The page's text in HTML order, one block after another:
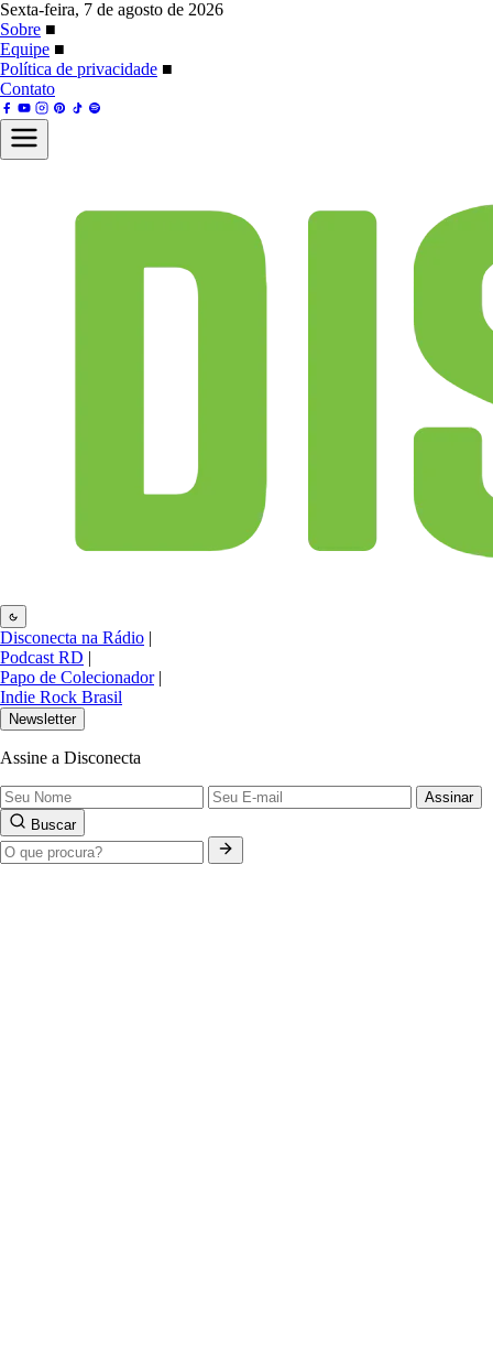
Sexta-feira, 7 de agosto de 2026
Sobre ■
Equipe ■
Política de privacidade ■
Contato
Disconecta na Rádio |
Podcast RD |
Papo de Colecionador |
Indie Rock Brasil
Newsletter
Assine a Disconecta
Assinar
Buscar